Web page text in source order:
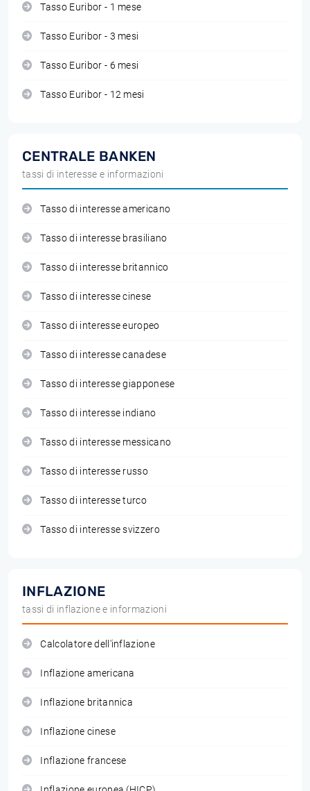
Tasso Euribor - 1 mese
Tasso Euribor - 3 mesi
Tasso Euribor - 6 mesi
Tasso Euribor - 12 mesi
CENTRALE BANKEN
tassi di interesse e informazioni
Tasso di interesse americano
Tasso di interesse brasiliano
Tasso di interesse britannico
Tasso di interesse cinese
Tasso di interesse europeo
Tasso di interesse canadese
Tasso di interesse giapponese
Tasso di interesse indiano
Tasso di interesse messicano
Tasso di interesse russo
Tasso di interesse turco
Tasso di interesse svizzero
INFLAZIONE
tassi di inflazione e informazioni
Calcolatore dell'inflazione
Inflazione americana
Inflazione britannica
Inflazione cinese
Inflazione francese